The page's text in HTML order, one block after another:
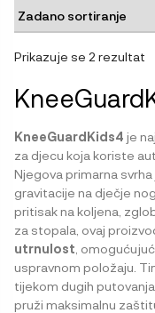
Prikazuje se 2 rezultat
KneeGuardKids4 je
za djecu koja koriste
Njegova primarna
gravitacije na dječje
pritisak na koljena,
za stopala, ovaj
utrnulost ,
uspravnom položaju.
tijekom dugih
pruži maksimalnu